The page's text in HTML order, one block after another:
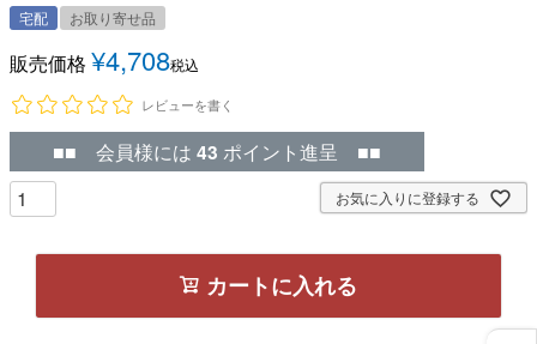
宅配 お取り寄せ品
販売価格 ¥4,708税込
レビューを書く
■■ 会員様には 43 ポイント進呈 ■■
お気に入りに登録する
カートに入れる